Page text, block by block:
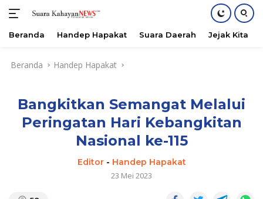
Beranda Handep Hapakat Suara Daerah Jejak Kita
Beranda Handep Hapakat
Bangkitkan Semangat Melalui
Peringatan Hari Kebangkitan
Nasional ke-115
Editor- Handep Hapakat
23 Mei 2023